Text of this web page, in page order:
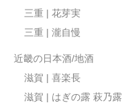
三重 | 花芽実
三重 | 瀧自慢
近畿の日本酒/地酒
滋賀 | 喜楽長
滋賀 | はぎの露 萩乃露